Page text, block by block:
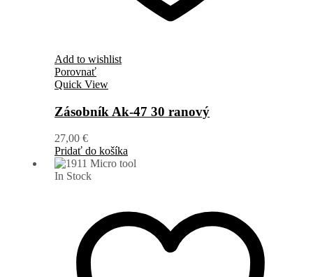
Add to wishlist
Porovnať
Quick View
Zásobník Ak-47 30 ranový
27,00 €
Pridať do košíka
In Stock